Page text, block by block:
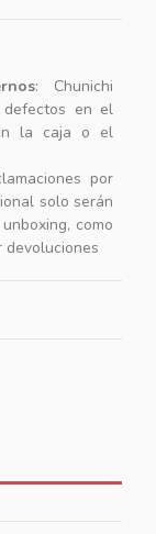
: Chunichi
en el
la caja o el
por
solo serán
como
devoluciones